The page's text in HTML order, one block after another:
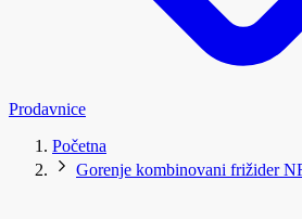
Prodavnice
Početna
Gorenje kombinovani frižider